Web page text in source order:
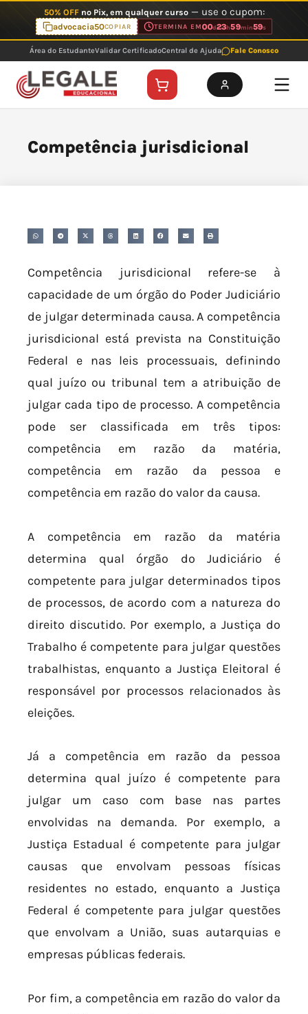
o
conteúdo
50% OFFno Pix, em qualquer curso— use o cupom:
advocacia50COPIAR TERMINA EM00d23h59min59s
Área do EstudanteValidar CertificadoCentral de Ajuda Fale Conosco
Competência jurisdicional
Competência jurisdicional refere-se à
capacidade de um órgão do Poder Judiciário
de julgar determinada causa. A competência
jurisdicional está prevista na Constituição
Federal e nas leis processuais, definindo
qual juízo ou tribunal tem a atribuição de
julgar cada tipo de processo. A competência
pode ser classificada em três tipos:
competência em razão da matéria,
competência em razão da pessoa e
competência em razão do valor da causa.
A competência em razão da matéria
determina qual órgão do Judiciário é
competente para julgar determinados tipos
de processos, de acordo com a natureza do
direito discutido. Por exemplo, a Justiça do
Trabalho é competente para julgar questões
trabalhistas, enquanto a Justiça Eleitoral é
responsável por processos relacionados às
eleições.
Já a competência em razão da pessoa
determina qual juízo é competente para
julgar um caso com base nas partes
envolvidas na demanda. Por exemplo, a
Justiça Estadual é competente para julgar
causas que envolvam pessoas físicas
residentes no estado, enquanto a Justiça
Federal é competente para julgar questões
que envolvam a União, suas autarquias e
empresas públicas federais.
Por fim, a competência em razão do valor da